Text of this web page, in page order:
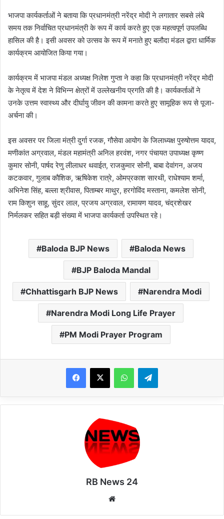
भाजपा कार्यकर्ताओं ने बताया कि प्रधानमंत्री नरेंद्र मोदी ने लगातार सबसे लंबे
समय तक निर्वाचित प्रधानमंत्री के रूप में कार्य करते हुए एक महत्वपूर्ण उपलब्धि
हासिल की है। इसी अवसर को उत्सव के रूप में मनाते हुए बलौदा मंडल द्वारा धार्मिक
कार्यक्रम आयोजित किया गया।
कार्यक्रम में भाजपा मंडल अध्यक्ष निलेश गुप्ता ने कहा कि प्रधानमंत्री नरेंद्र मोदी
के नेतृत्व में देश ने विभिन्न क्षेत्रों में उल्लेखनीय प्रगति की है। कार्यकर्ताओं ने
उनके उत्तम स्वास्थ्य और दीर्घायु जीवन की कामना करते हुए सामूहिक रूप से पूजा-
अर्चना की।
इस अवसर पर जिला मंत्री दुर्गा रजक, गौसेवा आयोग के जिलाध्यक्ष पुरुषोत्तम यादव,
मणीकांत अग्रवाल, मंडल महामंत्री अनिल हरवंश, नगर पंचायत उपाध्यक्ष कृष्ण
कुमार सोनी, पार्षद रेणु लीलाधर थवाईत, राजकुमार सोनी, बाबा देवांगन, अजय
कटकवार, गुलाब कौशिक, ऋषिकेश रात्रे, ओमप्रकाश सारथी, राधेश्याम शर्मा,
अभिनेश सिंह, बल्ला श्रीवास, पिताम्बर माथुर, हरगोविंद मस्ताना, कमलेश सोनी,
राम किशुन साहू, सुंदर लाल, प्रजय अग्रवाल, रामायण यादव, चंद्रशेखर
निर्मलकर सहित बड़ी संख्या में भाजपा कार्यकर्ता उपस्थित रहे।
Baloda BJP News Baloda News
BJP Baloda Mandal
Chhattisgarh BJP News Narendra Modi
Narendra Modi Long Life Prayer
PM Modi Prayer Program
WhatsAppTelegram
RB News 24